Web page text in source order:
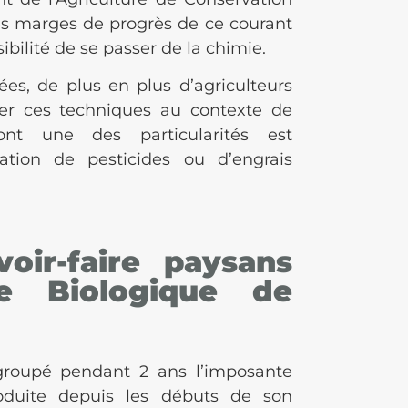
marges de progrès de ce courant
de se passer de la chimie.
de plus en plus d’agriculteurs
ces techniques au contexte de
une des particularités est
de pesticides ou d’engrais
faire paysans
Biologique de
pendant 2 ans l’imposante
depuis les débuts de son